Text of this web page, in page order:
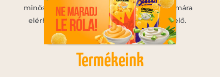
minőségben, egészséges, és mindenki számára
elérhető, innovatív termékeket állítsunk elő.
Termékeink